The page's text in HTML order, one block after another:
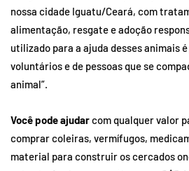
nossa cidade Iguatu/Ceará, com
alimentação, resgate e adoção
utilizado para a ajuda desses animais
voluntários e de pessoas que se
animal”.
Você pode ajudarcom qualquer valor
comprar coleiras, vermífugos,
material para construir os cercados